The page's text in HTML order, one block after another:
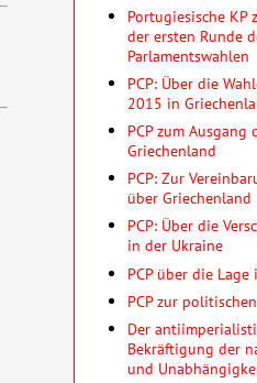
Portugiesische
der ersten Runde
Parlamentswahlen
PCP: Über die
2015 in
PCP zum Ausgang
Griechenland
PCP: Zur
über Griechenland
PCP: Über die
in der Ukraine
PCP über die
PCP zur
Der
Bekräftigung der
und